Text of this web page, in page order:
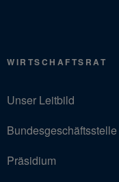
WIRTSCHAFTSRAT
Unser Leitbild
Bundesgeschäftsstelle
Präsidium